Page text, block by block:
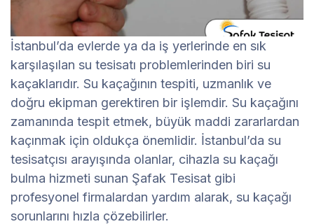
İstanbul’da evlerde ya da iş yerlerinde en sık
karşılaşılan su tesisatı problemlerinden biri su
kaçaklarıdır. Su kaçağının tespiti, uzmanlık ve
doğru ekipman gerektiren bir işlemdir. Su kaçağını
zamanında tespit etmek, büyük maddi zararlardan
kaçınmak için oldukça önemlidir. İstanbul’da su
tesisatçısı arayışında olanlar, cihazla su kaçağı
bulma hizmeti sunan Şafak Tesisat gibi
profesyonel firmalardan yardım alarak, su kaçağı
sorunlarını hızla çözebilirler.